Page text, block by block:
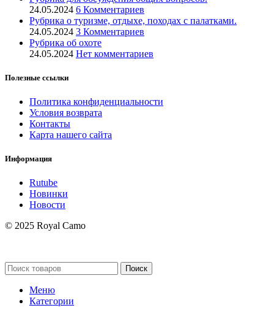
24.05.2024 6 Комментариев
Рубрика о туризме, отдыхе, походах с палатками.
24.05.2024 3 Комментариев
Рубрика об охоте
24.05.2024 Нет комментариев
Полезные ссылки
Политика конфиденциальности
Условия возврата
Контакты
Карта нашего сайта
Информация
Rutube
Новинки
Новости
© 2025 Royal Camo
Поиск
Меню
Категории